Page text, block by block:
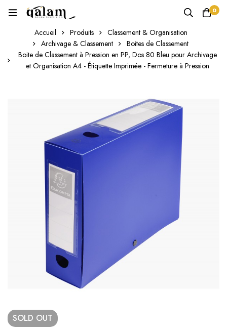
0
Accueil Produits
Classement & Organisation
Archivage & Classement
Boites de Classement
Boite de Classement à Pression en PP, Dos 80 Bleu pour Archivage
et Organisation A4 - Étiquette Imprimée - Fermeture à Pression
SOLD OUT